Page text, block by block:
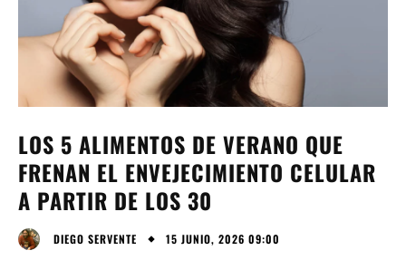
LOS 5 ALIMENTOS DE VERANO QUE
FRENAN EL ENVEJECIMIENTO CELULAR
A PARTIR DE LOS 30
DIEGO SERVENTE 15 JUNIO, 2026 09:00